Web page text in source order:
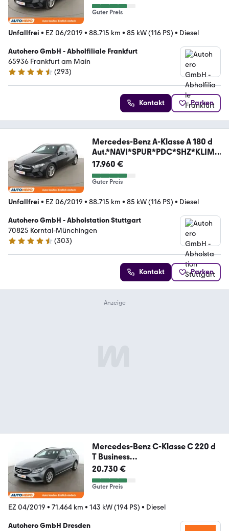
Guter Preis
Unfallfrei • EZ 06/2019 • 88.715 km • 85 kW (116 PS) • Diesel
Autohero GmbH - Abholfiliale Frankfurt
65936 Frankfurt am Main
4.6 Sterne
(293)
Kontakt Parken
Mercedes-Benz A-Klasse A 180 d
Aut.*NAVI*SPUR*PDC*SHZ*KLIMA
*
17.960 €
Guter Preis
Unfallfrei • EZ 06/2019 • 88.715 km • 85 kW (116 PS) • Diesel
Autohero GmbH - Abholstation Stuttgart
70825 Korntal-Münchingen
4.4 Sterne
(303)
Kontakt Parken
Mercedes-Benz C-Klasse C 220 d
T Business
Aut.*NAVI*TEMPO*CAM*
20.730 €
Guter Preis
EZ 04/2019 • 71.464 km • 143 kW (194 PS) • Diesel
Autohero GmbH Dresden